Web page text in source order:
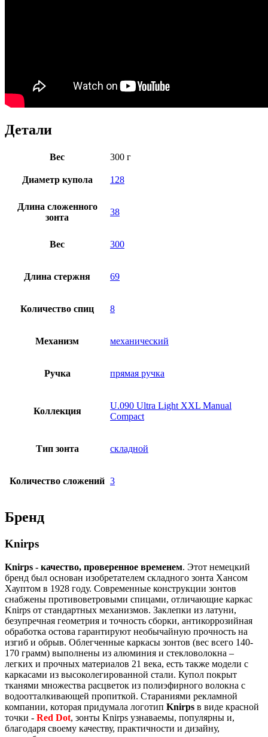
Детали
Вес 300 г
Диаметр купола 128
Длина сложенного
зонта
38
Вес 300
Длина стержня 69
Количество спиц 8
Механизм механический
Ручка прямая ручка
Коллекция
U.090 Ultra Light XXL Manual
Compact
Тип зонта складной
Количество сложений 3
Бренд
Knirps
Knirps - качество, проверенное временем. Этот немецкий
бренд был основан изобретателем складного зонта Хансом
Хауптом в 1928 году. Современные конструкции зонтов
снабжены противоветровыми спицами, отличающие каркас
Knirps от стандартных механизмов. Заклепки из латуни,
безупречная геометрия и точность сборки, антикоррозийная
обработка остова гарантируют необычайную прочность на
изгиб и обрыв. Облегченные каркасы зонтов (вес всего 140-
170 грамм) выполнены из алюминия и стекловолокна –
легких и прочных материалов 21 века, есть также модели с
каркасами из высоколегированной стали. Купол покрыт
тканями множества расцветок из полиэфирного волокна с
водоотталкивающей пропиткой. Стараниями рекламной
компании, которая придумала логотип Knirps в виде красной
точки - Red Dot, зонты Knirps узнаваемы, популярны и,
благодаря своему качеству, практичности и дизайну,